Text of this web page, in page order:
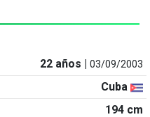
22 años |03/09/2003
Cuba
194 cm